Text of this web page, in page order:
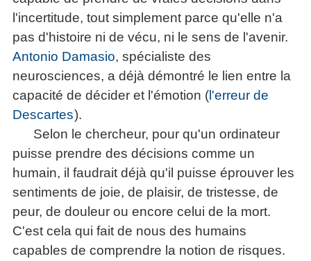
l'incertitude, tout simplement parce qu'elle n'a
pas d'histoire ni de vécu, ni le sens de l'avenir.
Antonio Damasio, spécialiste des
neurosciences, a déjà démontré le lien entre la
capacité de décider et l'émotion (l'erreur de
Descartes).
Selon le chercheur, pour qu'un ordinateur
puisse prendre des décisions comme un
humain, il faudrait déjà qu'il puisse éprouver les
sentiments de joie, de plaisir, de tristesse, de
peur, de douleur ou encore celui de la mort.
C'est cela qui fait de nous des humains
capables de comprendre la notion de risques.